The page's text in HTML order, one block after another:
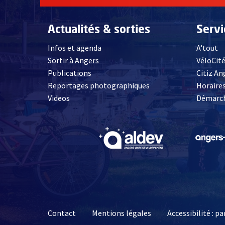
Actualités & sorties
Infos et agenda
Sortir à Angers
Publications
Reportages photographiques
Videos, Ouvre une nouvelle fenêtre
A'tout
VéloCité
Citiz
, Ouvre une
Contact Mentions légales Accessibilité :